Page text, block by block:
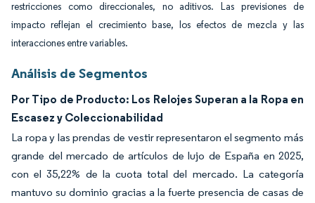
restricciones como direccionales, no aditivos. Las previsiones de
impacto reflejan el crecimiento base, los efectos de mezcla y las
interacciones entre variables.
Análisis de Segmentos
Por Tipo de Producto: Los Relojes Superan a la Ropa en
Escasez y Coleccionabilidad
La ropa y las prendas de vestir representaron el segmento más
grande del mercado de artículos de lujo de España en 2025,
con el 35,22% de la cuota total del mercado. La categoría
mantuvo su dominio gracias a la fuerte presencia de casas de